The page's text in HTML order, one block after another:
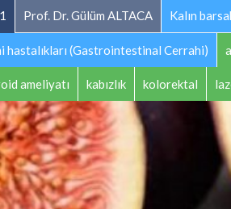
Prof. Dr. Gülüm ALTACA Kalın
hastalıkları (Gastrointestinal Cerrahi)
ameliyatı kabızlık kolorektal